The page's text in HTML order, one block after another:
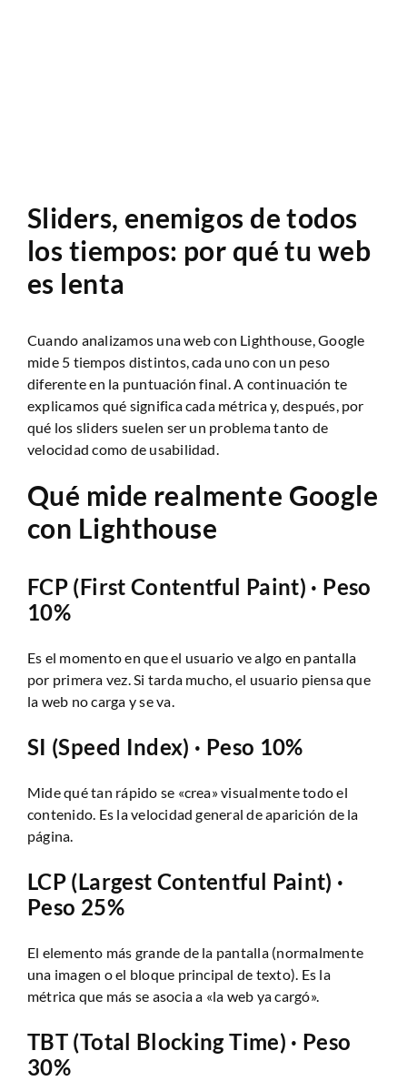
Sliders, enemigos de todos
los tiempos: por qué tu web
es lenta
Cuando analizamos una web con Lighthouse, Google
mide 5 tiempos distintos, cada uno con un peso
diferente en la puntuación final. A continuación te
explicamos qué significa cada métrica y, después, por
qué los sliders suelen ser un problema tanto de
velocidad como de usabilidad.
Qué mide realmente Google
con Lighthouse
FCP (First Contentful Paint) · Peso
10%
Es el momento en que el usuario ve algo en pantalla
por primera vez. Si tarda mucho, el usuario piensa que
la web no carga y se va.
SI (Speed Index) · Peso 10%
Mide qué tan rápido se «crea» visualmente todo el
contenido. Es la velocidad general de aparición de la
página.
LCP (Largest Contentful Paint) ·
Peso 25%
El elemento más grande de la pantalla (normalmente
una imagen o el bloque principal de texto). Es la
métrica que más se asocia a «la web ya cargó».
TBT (Total Blocking Time) · Peso
30%